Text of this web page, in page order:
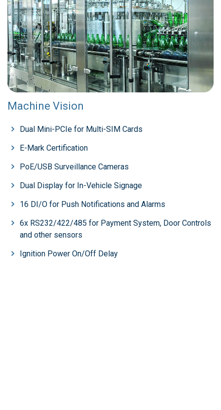
Machine Vision
Dual Mini-PCIe for Multi-SIM Cards
E-Mark Certification
PoE/USB Surveillance Cameras
Dual Display for In-Vehicle Signage
16 DI/O for Push Notifications and Alarms
6x RS232/422/485 for Payment System, Door Controls
and other sensors
Ignition Power On/Off Delay